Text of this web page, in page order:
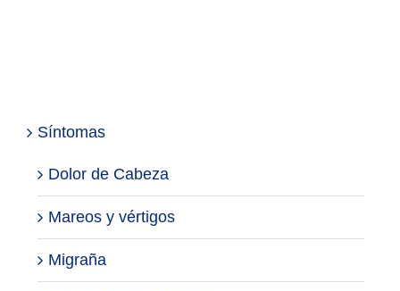
Síntomas
Dolor de Cabeza
Mareos y vértigos
Migraña